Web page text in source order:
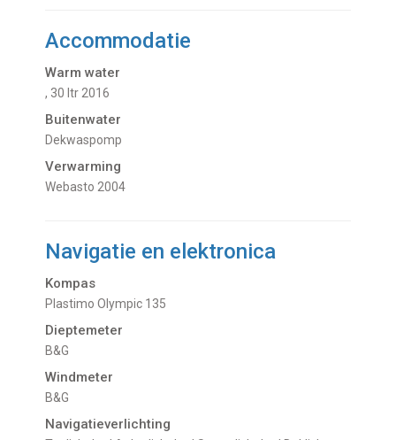
Accommodatie
Warm water
, 30 ltr 2016
Buitenwater
dekwaspomp
Verwarming
Webasto 2004
Navigatie en elektronica
Kompas
Plastimo Olympic 135
Dieptemeter
B&G
Windmeter
B&G
Navigatieverlichting